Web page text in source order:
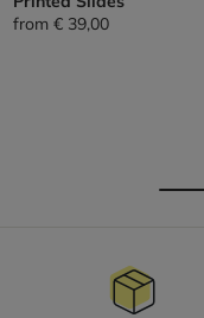
from € 39,00